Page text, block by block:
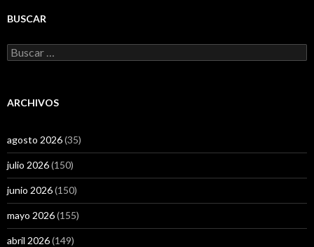
BUSCAR
Buscar:
ARCHIVOS
agosto 2026(35)
julio 2026(150)
junio 2026(150)
mayo 2026(155)
abril 2026(149)